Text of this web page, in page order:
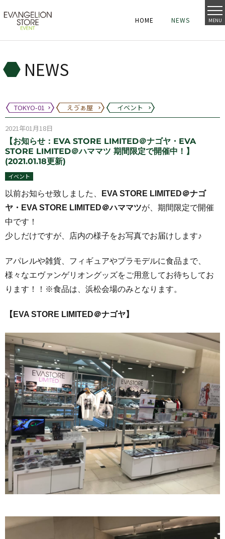
MENU
HOME
HOME NEWS
NEWS
NEWS
TOKYO-01 えゔぁ屋 イベント
2021年01月18日
【お知らせ：EVA STORE LIMITED＠ナゴヤ・EVA
STORE LIMITED＠ハママツ 期間限定で開催中！】
(2021.01.18更新)
イベント
以前お知らせ致しました、
EVA STORE LIMITED＠ナゴ
ヤ・EVA STORE LIMITED＠ハママツが、期間限定で開催
中です！
少しだけですが、店内の様子をお写真でお届けします♪
アパレルや雑貨、フィギュアやプラモデルに食品まで、
様々なエヴァンゲリオングッズをご用意してお待ちしてお
ります！！※食品は、浜松会場のみとなります。
【EVA STORE LIMITED＠ナゴヤ】